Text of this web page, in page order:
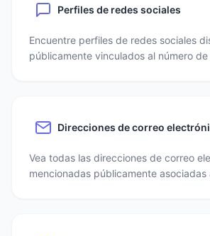
Perfiles de redes sociales
Encuentre perfiles de redes sociales
públicamente vinculados al número
Direcciones de correo
Vea todas las direcciones de correo
mencionadas públicamente asociadas